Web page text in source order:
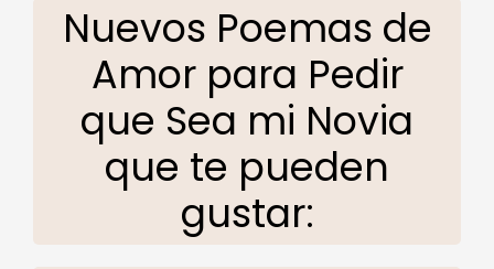
Nuevos Poemas de
Amor para Pedir
que Sea mi Novia
que te pueden
gustar: